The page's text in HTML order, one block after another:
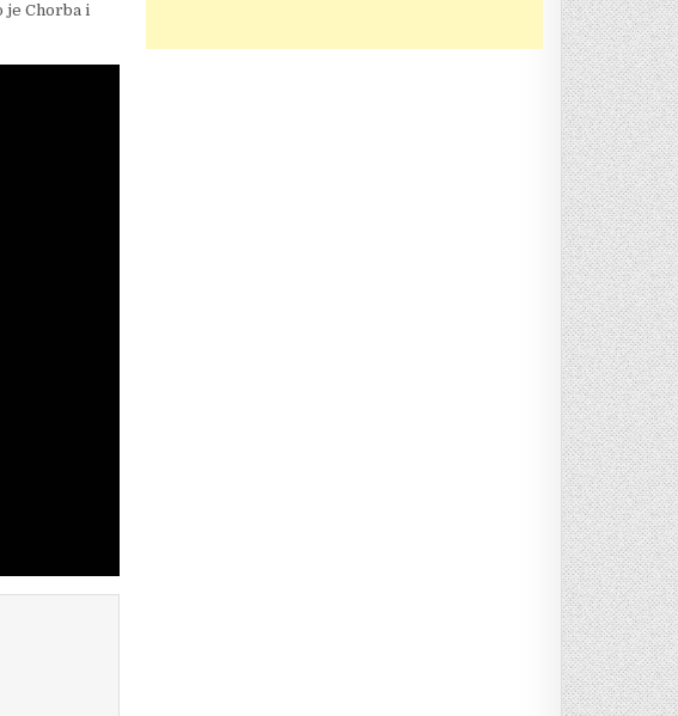
je Chorba i